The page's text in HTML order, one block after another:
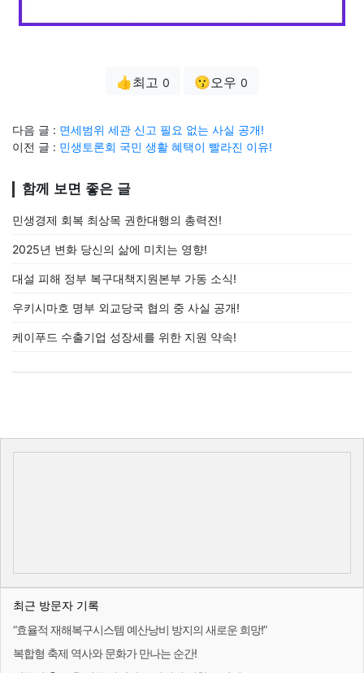
👍최고 0 😗오우 0
다음 글 : 면세범위 세관 신고 필요 없는 사실 공개!
이전 글 : 민생토론회 국민 생활 혜택이 빨라진 이유!
함께 보면 좋은 글
민생경제 회복 최상목 권한대행의 총력전!
2025년 변화 당신의 삶에 미치는 영향!
대설 피해 정부 복구대책지원본부 가동 소식!
우키시마호 명부 외교당국 협의 중 사실 공개!
케이푸드 수출기업 성장세를 위한 지원 약속!
최근 방문자 기록
“효율적 재해복구시스템 예산낭비 방지의 새로운 희망!”
복합형 축제 역사와 문화가 만나는 순간!